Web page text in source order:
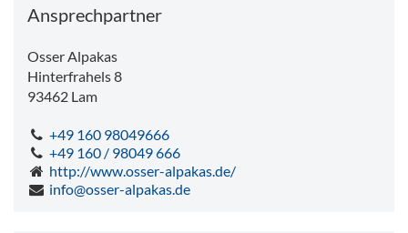
Ansprechpartner
Osser Alpakas
Hinterfrahels 8
93462 Lam
+49 160 98049666
+49 160 / 98049 666
http://www.osser-alpakas.de/
info@osser-alpakas.de